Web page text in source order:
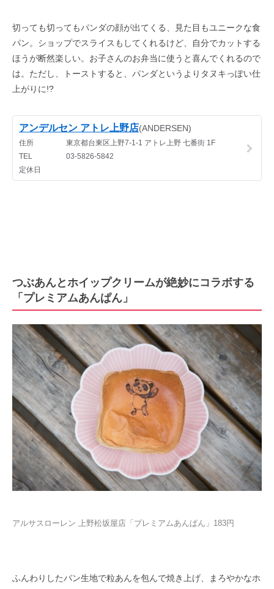
切っても切ってもパンダの顔が出てくる、見た目もユニークな食
パン。ショップでスライスもしてくれるけど、自分でカットする
ほうが断然楽しい。お子さんのお弁当に使うと喜んでくれるので
は。ただし、トーストすると、パンダというよりタヌキっぽい仕
上がりに!?
つぶあんとホイップクリームが絶妙にコラボする
「プレミアムあんぱん」
アルサスローレン 上野松坂屋店「プレミアムあんぱん」183円
ふんわりしたパン生地で粒あんを包んで焼き上げ、まろやかなホ